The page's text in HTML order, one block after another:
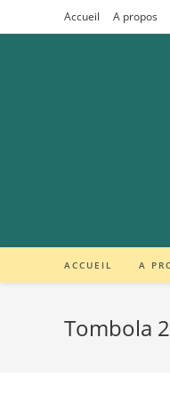
Accueil A propos
ACCUEIL A
Tombola